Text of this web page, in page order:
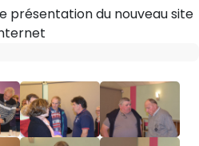
présentation du nouveau site